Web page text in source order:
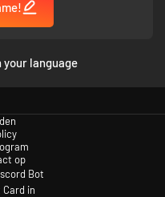
your language
op
Bot
in